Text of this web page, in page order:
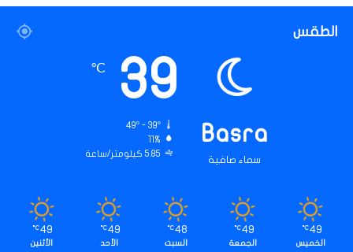
الطقس
Basra
سماء صافية
39
℃
49º - 39º
11%
5.85 كيلومتر/ساعة
49
℃
الخميس
49
℃
الجمعة
48
℃
السبت
49
℃
الأحد
49
℃
الأثنين